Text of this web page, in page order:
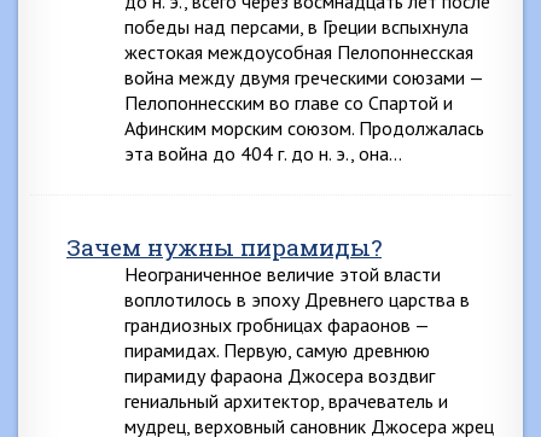
победы над персами, в Греции вспыхнула
жестокая междоусобная Пелопоннесская
война между двумя греческими союзами —
Пелопоннесским во главе со Спартой и
Афинским морским союзом. Продолжалась
эта война до 404 г. до н. э., она…
Зачем нужны пирамиды?
Неограниченное величие этой власти
воплотилось в эпоху Древнего царства в
грандиозных гробницах фараонов —
пирамидах. Первую, самую древнюю
пирамиду фараона Джосера воздвиг
гениальный архитектор, врачеватель и
мудрец, верховный сановник Джосера жрец